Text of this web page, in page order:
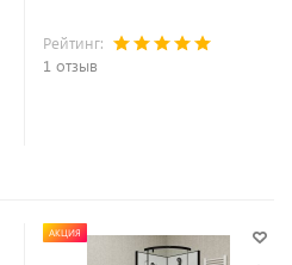
Рейтинг:
1 отзыв
АКЦИЯ